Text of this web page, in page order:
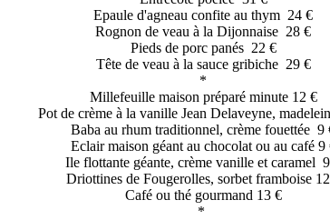
Epaule d'agneau confite au thym 24 €
Rognon de veau à la Dijonnaise 28 €
Pieds de porc panés 22 €
Tête de veau à la sauce gribiche 29 €
*
Millefeuille maison préparé minute 12 €
Pot de crème à la vanille Jean Delaveyne,
Baba au rhum traditionnel, crème fouettée 9
Eclair maison géant au chocolat ou au café 9
Ile flottante géante, crème vanille et caramel
Driottines de Fougerolles, sorbet framboise
Café ou thé gourmand 13 €
*